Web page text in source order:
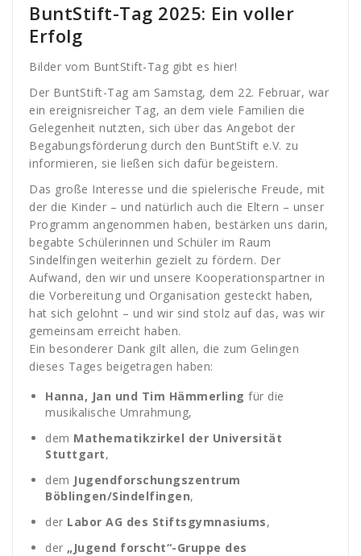
BuntStift-Tag 2025: Ein voller
Erfolg
Bilder vom BuntStift-Tag gibt es hier!
Der BuntStift-Tag am Samstag, dem 22. Februar, war
ein ereignisreicher Tag, an dem viele Familien die
Gelegenheit nutzten, sich über das Angebot der
Begabungsförderung durch den BuntStift e.V. zu
informieren, sie ließen sich dafür begeistern.
Das große Interesse und die spielerische Freude, mit
der die Kinder – und natürlich auch die Eltern – unser
Programm angenommen haben, bestärken uns darin,
begabte Schülerinnen und Schüler im Raum
Sindelfingen weiterhin gezielt zu fördern. Der
Aufwand, den wir und unsere Kooperationspartner in
die Vorbereitung und Organisation gesteckt haben,
hat sich gelohnt – und wir sind stolz auf das, was wir
gemeinsam erreicht haben.
Ein besonderer Dank gilt allen, die zum Gelingen
dieses Tages beigetragen haben:
Hanna, Jan und Tim Hämmerling für die
musikalische Umrahmung,
dem Mathematikzirkel der Universität
Stuttgart,
dem Jugendforschungszentrum
Böblingen/Sindelfingen,
der Labor AG des Stiftsgymnasiums,
der „Jugend forscht“-Gruppe des